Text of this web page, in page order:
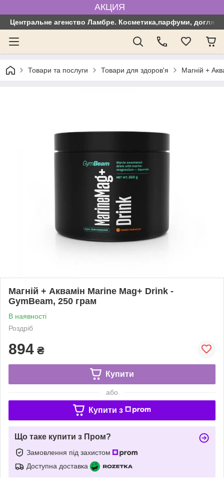
АКЦИЯ
Центральне агенство Ламбре. Косметика,парфуми, догляд
Товари та послуги Товари для здоров'я Магній +
Магній + Аквамін Marine Mag+ Drink -
GymBeam, 250 грам
В наявності
Роздріб
894 ₴
Купити
або
Купити з
Що таке купити з Пром?
Замовлення під захистом
Доступна доставка